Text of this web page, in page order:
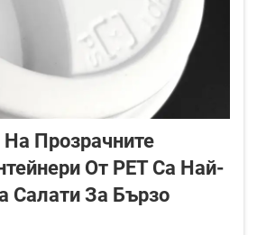
Прозрачните
От PET Са Най-
Салати За Бързо